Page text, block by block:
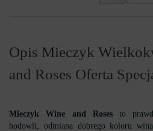
Opis Mieczyk
and Roses Oferta
Mieczyk Wine and Rosesto
hodowli, odmiana dobrego koloru